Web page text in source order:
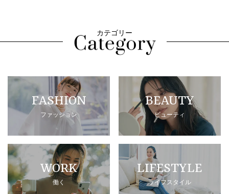
カテゴリー
FASHION
ファッション
BEAUTY
ビューティ
WORK
働く
LIFESTYLE
ライフスタイル